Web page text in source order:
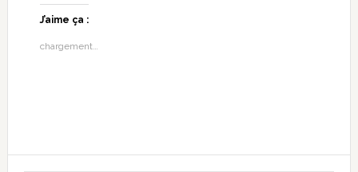
J’aime ça :
chargement…